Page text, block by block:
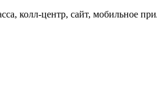
колл-центр, сайт, мобильное